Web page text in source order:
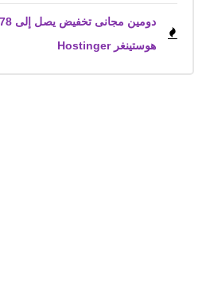
هوستينغر Hostinger